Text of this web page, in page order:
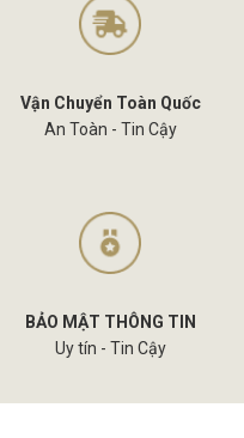
Vận Chuyển Toàn Quốc
An Toàn - Tin Cậy
BẢO MẬT THÔNG TIN
Uy tín - Tin Cậy